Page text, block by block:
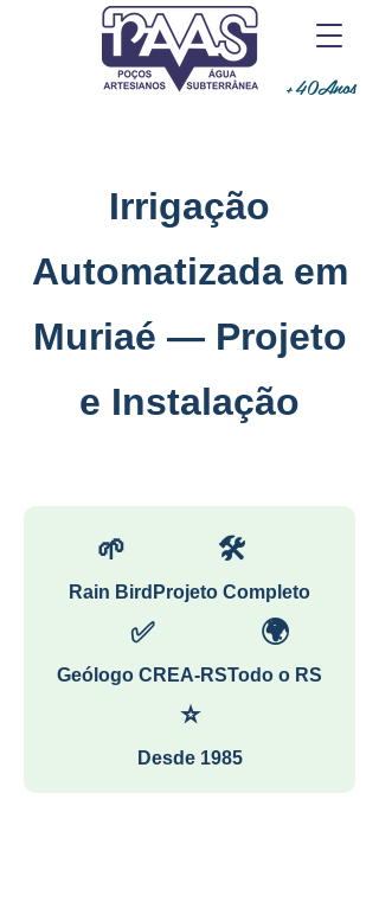
+40Anos
Irrigação
Automatizada em
Muriaé — Projeto
e Instalação
🌱
Rain Bird
🛠
Projeto Completo
✅
Geólogo CREA-RS
🌍
Todo o RS
⭐
Desde 1985